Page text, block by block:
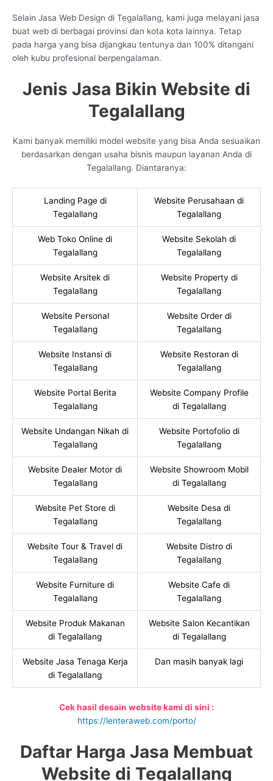
Selain Jasa Web Design di Tegalallang, kami juga melayani jasa
buat web di berbagai provinsi dan kota kota lainnya. Tetap
pada harga yang bisa dijangkau tentunya dan 100% ditangani
oleh kubu profesional berpengalaman.
Jenis Jasa Bikin Website di
Tegalallang
Kami banyak memiliki model website yang bisa Anda sesuaikan
berdasarkan dengan usaha bisnis maupun layanan Anda di
Tegalallang. Diantaranya:
Landing Page di
Tegalallang
Website Perusahaan di
Tegalallang
Web Toko Online di
Tegalallang
Website Sekolah di
Tegalallang
Website Arsitek di
Tegalallang
Website Property di
Tegalallang
Website Personal
Tegalallang
Website Order di
Tegalallang
Website Instansi di
Tegalallang
Website Restoran di
Tegalallang
Website Portal Berita
Tegalallang
Website Company Profile
di Tegalallang
Website Undangan Nikah di
Tegalallang
Website Portofolio di
Tegalallang
Website Dealer Motor di
Tegalallang
Website Showroom Mobil
di Tegalallang
Website Pet Store di
Tegalallang
Website Desa di
Tegalallang
Website Tour & Travel di
Tegalallang
Website Distro di
Tegalallang
Website Furniture di
Tegalallang
Website Cafe di
Tegalallang
Website Produk Makanan
di Tegalallang
Website Salon Kecantikan
di Tegalallang
Website Jasa Tenaga Kerja
di Tegalallang
Dan masih banyak lagi
Cek hasil desain website kami di sini :
https://lenteraweb.com/porto/
Daftar Harga Jasa Membuat
Website di Tegalallang